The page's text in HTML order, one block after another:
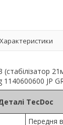
Характеристики
JP
TecDoc
Передня